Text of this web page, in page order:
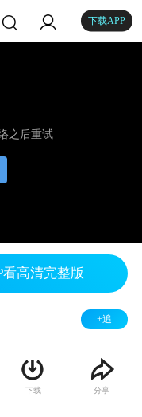
下载APP
之后重试
高清完整版
+追
下载 分享